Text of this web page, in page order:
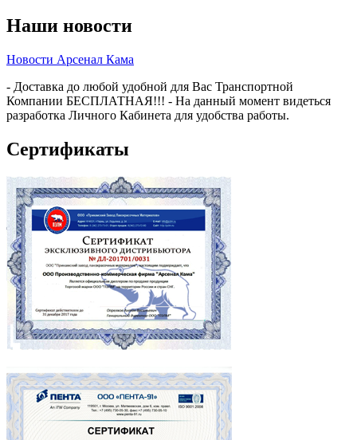
Наши новости
Новости Арсенал Кама
- Доставка до любой удобной для Вас Транспортной
Компании БЕСПЛАТНАЯ!!! - На данный момент видеться
разработка Личного Кабинета для удобства работы.
Сертификаты